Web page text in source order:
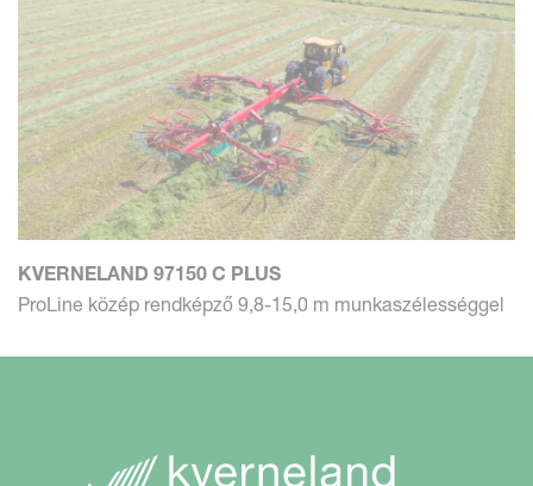
KVERNELAND 97150 C PLUS
ProLine közép rendképző 9,8-15,0 m munkaszélességgel